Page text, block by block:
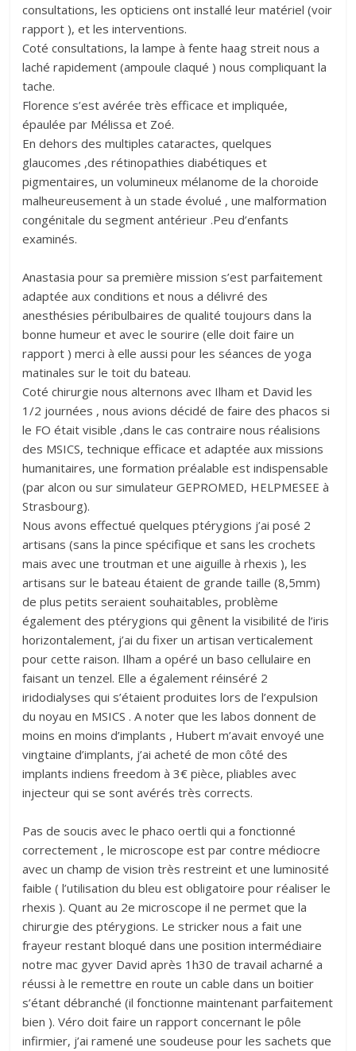
consultations, les opticiens ont installé leur matériel (voir
rapport ), et les interventions.
Coté consultations, la lampe à fente haag streit nous a
laché rapidement (ampoule claqué ) nous compliquant la
tache.
Florence s’est avérée très efficace et impliquée,
épaulée par Mélissa et Zoé.
En dehors des multiples cataractes, quelques
glaucomes ,des rétinopathies diabétiques et
pigmentaires, un volumineux mélanome de la choroide
malheureusement à un stade évolué , une malformation
congénitale du segment antérieur .Peu d’enfants
examinés.
Anastasia pour sa première mission s’est parfaitement
adaptée aux conditions et nous a délivré des
anesthésies péribulbaires de qualité toujours dans la
bonne humeur et avec le sourire (elle doit faire un
rapport ) merci à elle aussi pour les séances de yoga
matinales sur le toit du bateau.
Coté chirurgie nous alternons avec Ilham et David les
1/2 journées , nous avions décidé de faire des phacos si
le FO était visible ,dans le cas contraire nous réalisions
des MSICS, technique efficace et adaptée aux missions
humanitaires, une formation préalable est indispensable
(par alcon ou sur simulateur GEPROMED, HELPMESEE à
Strasbourg).
Nous avons effectué quelques ptérygions j’ai posé 2
artisans (sans la pince spécifique et sans les crochets
mais avec une troutman et une aiguille à rhexis ), les
artisans sur le bateau étaient de grande taille (8,5mm)
de plus petits seraient souhaitables, problème
également des ptérygions qui gênent la visibilité de l’iris
horizontalement, j’ai du fixer un artisan verticalement
pour cette raison. Ilham a opéré un baso cellulaire en
faisant un tenzel. Elle a également réinséré 2
iridodialyses qui s’étaient produites lors de l’expulsion
du noyau en MSICS . A noter que les labos donnent de
moins en moins d’implants , Hubert m’avait envoyé une
vingtaine d’implants, j’ai acheté de mon côté des
implants indiens freedom à 3€ pièce, pliables avec
injecteur qui se sont avérés très corrects.
Pas de soucis avec le phaco oertli qui a fonctionné
correctement , le microscope est par contre médiocre
avec un champ de vision très restreint et une luminosité
faible ( l’utilisation du bleu est obligatoire pour réaliser le
rhexis ). Quant au 2e microscope il ne permet que la
chirurgie des ptérygions. Le stricker nous a fait une
frayeur restant bloqué dans une position intermédiaire
notre mac gyver David après 1h30 de travail acharné a
réussi à le remettre en route un cable dans un boitier
s’étant débranché (il fonctionne maintenant parfaitement
bien ). Véro doit faire un rapport concernant le pôle
infirmier, j’ai ramené une soudeuse pour les sachets que